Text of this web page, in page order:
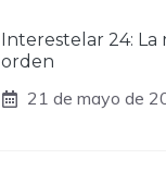
Interestelar 24: La
orden
21 de mayo de